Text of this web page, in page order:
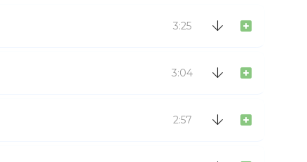
3:25
3:04
2:57